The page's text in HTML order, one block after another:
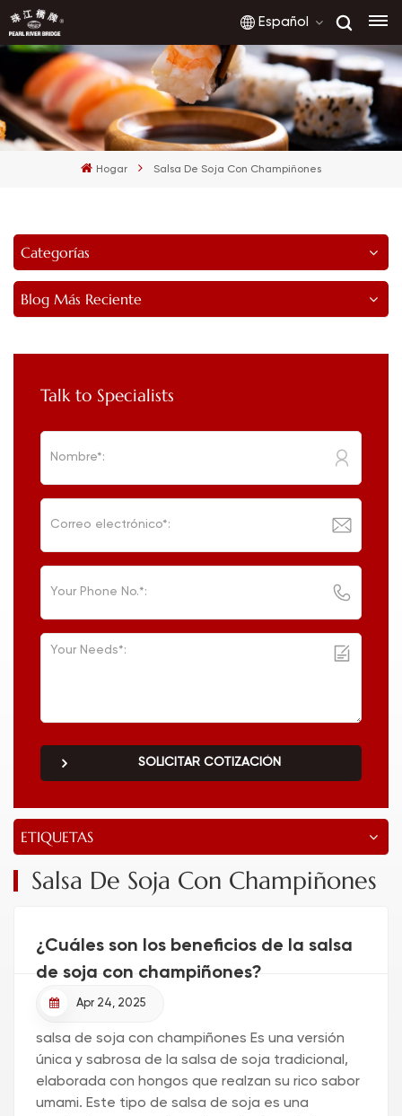
Español
English
français
Hogar Salsa De Soja Con Champiñones
Categorías
Blog Más Reciente
Talk to Specialists
SOLICITAR COTIZACIÓN
ETIQUETAS
Salsa De Soja Con Champiñones
¿Cuáles son los beneficios de la salsa
de soja con champiñones?
Apr 24, 2025
salsa de soja con champiñones Es una versión
única y sabrosa de la salsa de soja tradicional,
elaborada con hongos que realzan su rico sabor
umami. Este tipo de salsa de soja es una